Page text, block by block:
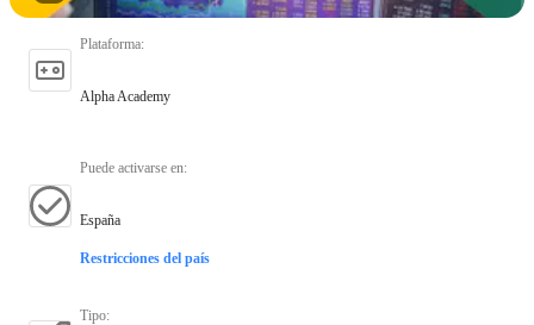
Plataforma:
Alpha Academy
Puede activarse en:
España
Restricciones del país
Tipo: